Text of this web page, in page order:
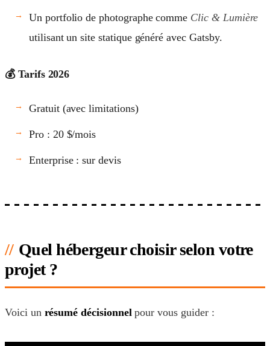
Un portfolio de photographe comme Clic & Lumière
utilisant un site statique généré avec Gatsby.
💰 Tarifs 2026
Gratuit (avec limitations)
Pro : 20 $/mois
Enterprise : sur devis
Quel hébergeur choisir selon votre
projet ?
Voici un résumé décisionnelpour vous guider :